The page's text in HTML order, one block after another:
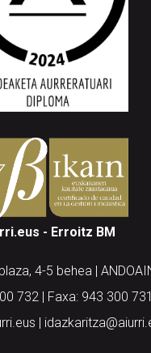
- Erroitz BM
4-5 behea |
732 | Faxa: 943 300 731
|